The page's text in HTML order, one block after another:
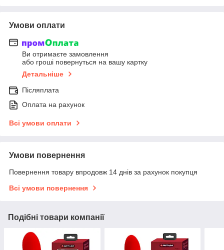
Умови оплати
Ви отримаєте замовлення
або гроші повернуться на вашу картку
Детальніше
Післяплата
Оплата на рахунок
Всі умови оплати
Умови повернення
Повернення товару впродовж 14 днів за рахунок покупця
Всі умови повернення
Подібні товари компанії